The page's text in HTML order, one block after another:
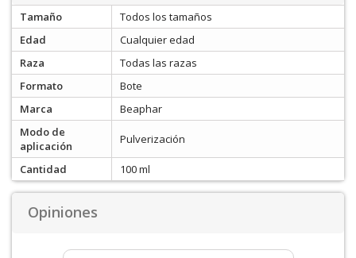
Tamaño
Todos los tamaños
Edad
Cualquier edad
Raza
Todas las razas
Formato
Bote
Marca
Beaphar
Modo de
aplicación
Pulverización
Cantidad 100 ml
Opiniones